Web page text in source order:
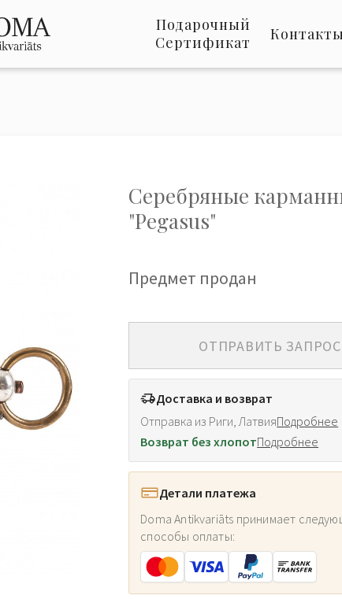
Подарочный
Сертификат
Контакты
Серебряные
"Pegasus"
Предмет продан
ОТПРАВИТЬ ЗАПРОС
Доставка и возврат
Отправка из Риги, ЛатвияПодробнее
Возврат без хлопотПодробнее
Детали платежа
Doma Antikvariāts принимает
способы оплаты: